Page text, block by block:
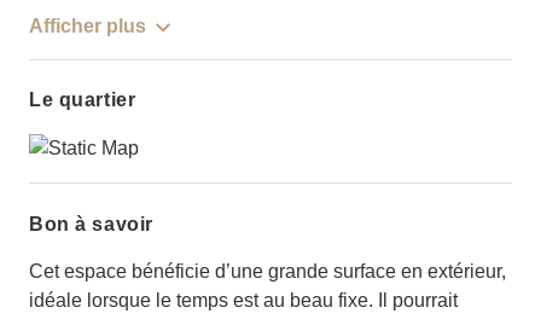
Afficher plus
Le quartier
Bon à savoir
Cet espace bénéficie d’une grande surface en extérieur,
idéale lorsque le temps est au beau fixe. Il pourrait